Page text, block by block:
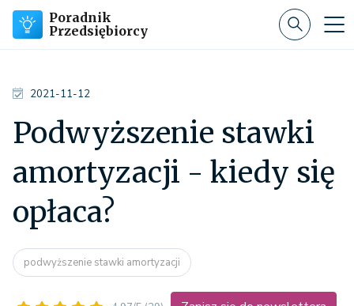
Poradnik
Przedsiębiorcy
2021-11-12
Podwyższenie stawki
amortyzacji - kiedy się
opłaca?
podwyższenie stawki amortyzacji